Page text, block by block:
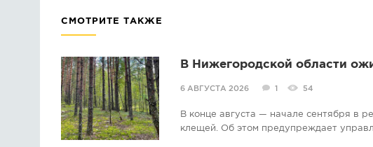
СМОТРИТЕ ТАКЖЕ
В Нижегородской области
6 АВГУСТА 2026 1 54
В конце августа — начале сентября в
клещей. Об этом предупреждает